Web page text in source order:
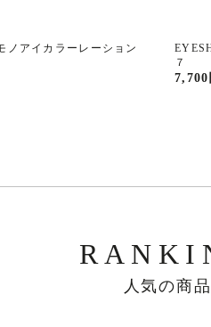
ノアイカラーレーション
７
7,700
人気の商品